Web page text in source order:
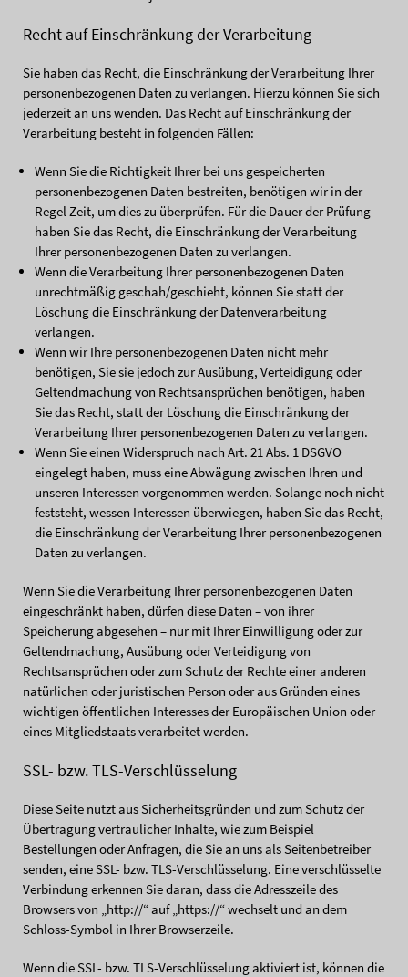
Recht auf Einschränkung der Verarbeitung
Sie haben das Recht, die Einschränkung der Verarbeitung Ihrer
personenbezogenen Daten zu verlangen. Hierzu können Sie sich
jederzeit an uns wenden. Das Recht auf Einschränkung der
Verarbeitung besteht in folgenden Fällen:
Wenn Sie die Richtigkeit Ihrer bei uns gespeicherten
personenbezogenen Daten bestreiten, benötigen wir in der
Regel Zeit, um dies zu überprüfen. Für die Dauer der Prüfung
haben Sie das Recht, die Einschränkung der Verarbeitung
Ihrer personenbezogenen Daten zu verlangen.
Wenn die Verarbeitung Ihrer personenbezogenen Daten
unrechtmäßig geschah/geschieht, können Sie statt der
Löschung die Einschränkung der Datenverarbeitung
verlangen.
Wenn wir Ihre personenbezogenen Daten nicht mehr
benötigen, Sie sie jedoch zur Ausübung, Verteidigung oder
Geltendmachung von Rechtsansprüchen benötigen, haben
Sie das Recht, statt der Löschung die Einschränkung der
Verarbeitung Ihrer personenbezogenen Daten zu verlangen.
Wenn Sie einen Widerspruch nach Art. 21 Abs. 1 DSGVO
eingelegt haben, muss eine Abwägung zwischen Ihren und
unseren Interessen vorgenommen werden. Solange noch nicht
feststeht, wessen Interessen überwiegen, haben Sie das Recht,
die Einschränkung der Verarbeitung Ihrer personenbezogenen
Daten zu verlangen.
Wenn Sie die Verarbeitung Ihrer personenbezogenen Daten
eingeschränkt haben, dürfen diese Daten – von ihrer
Speicherung abgesehen – nur mit Ihrer Einwilligung oder zur
Geltendmachung, Ausübung oder Verteidigung von
Rechtsansprüchen oder zum Schutz der Rechte einer anderen
natürlichen oder juristischen Person oder aus Gründen eines
wichtigen öffentlichen Interesses der Europäischen Union oder
eines Mitgliedstaats verarbeitet werden.
SSL- bzw. TLS-Verschlüsselung
Diese Seite nutzt aus Sicherheitsgründen und zum Schutz der
Übertragung vertraulicher Inhalte, wie zum Beispiel
Bestellungen oder Anfragen, die Sie an uns als Seitenbetreiber
senden, eine SSL- bzw. TLS-Verschlüsselung. Eine verschlüsselte
Verbindung erkennen Sie daran, dass die Adresszeile des
Browsers von „http://“ auf „https://“ wechselt und an dem
Schloss-Symbol in Ihrer Browserzeile.
Wenn die SSL- bzw. TLS-Verschlüsselung aktiviert ist, können die